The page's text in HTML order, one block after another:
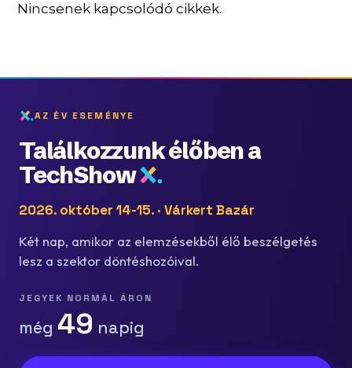
Nincsenek kapcsolódó cikkek.
AZ ÉV ESEMÉNYE
Találkozzunk élőben a
TechShow
2026. október 14-15. · Várkert Bazár
Két nap, amikor az elemzésekből élő beszélgetés
lesz a szektor döntéshozóival.
JEGYEK NORMÁL ÁRON
még 49 napig